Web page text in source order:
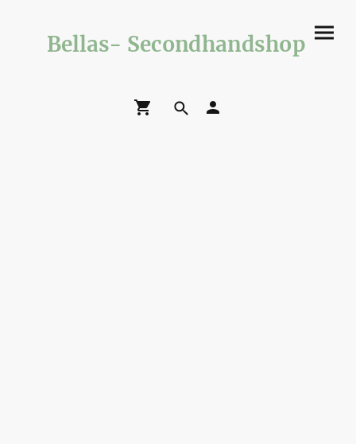
Bellas- Secondhandshop